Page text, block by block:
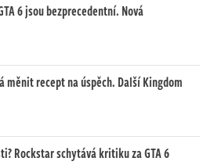
6 jsou bezprecedentní. Nová
měnit recept na úspěch. Další Kingdom
Rockstar schytává kritiku za GTA 6